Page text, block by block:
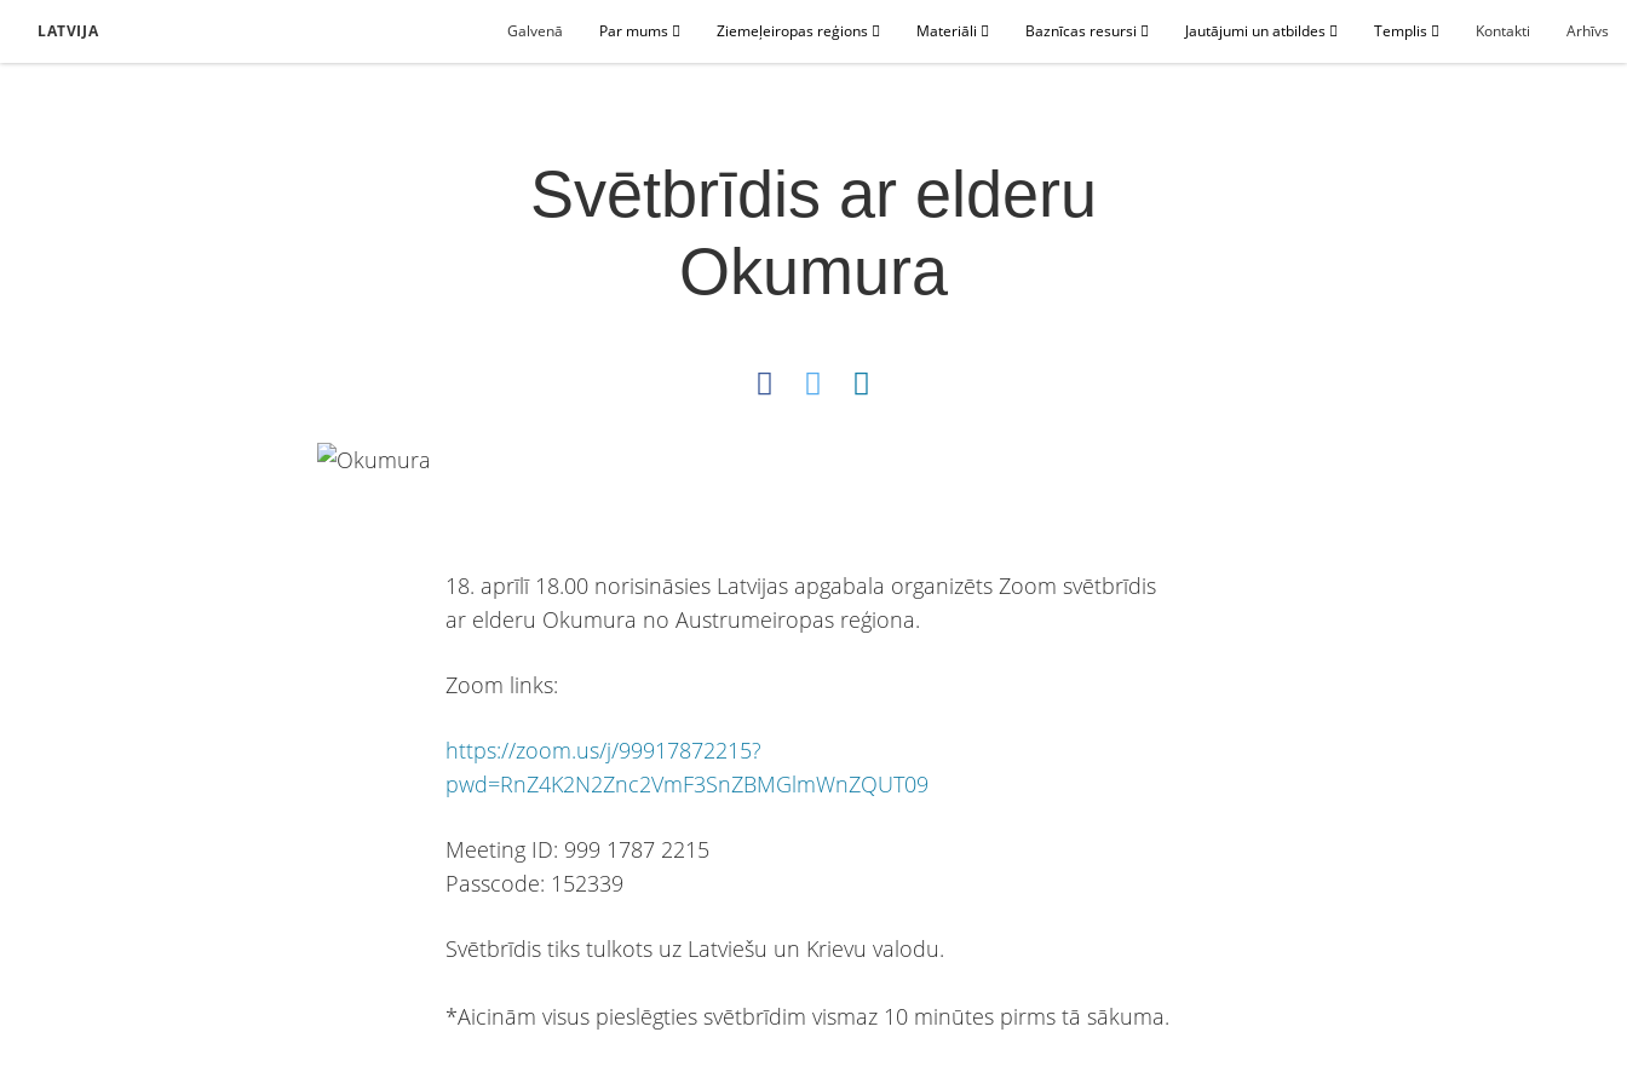
LATVIJA Galvenā Par mums Ziemeļeiropas reģions Materiāli Baznīcas resursi Jautājumi un atbildes Templis Kontakti Arhīvs
Svētbrīdis ar elderu
Okumura
18. aprīlī 18.00 norisināsies Latvijas apgabala organizēts Zoom svētbrīdis
ar elderu Okumura no Austrumeiropas reģiona.
Zoom links:
https://zoom.us/j/99917872215?
pwd=RnZ4K2N2Znc2VmF3SnZBMGlmWnZQUT09
Meeting ID: 999 1787 2215
Passcode: 152339
Svētbrīdis tiks tulkots uz Latviešu un Krievu valodu.
*Aicinām visus pieslēgties svētbrīdim vismaz 10 minūtes pirms tā sākuma.